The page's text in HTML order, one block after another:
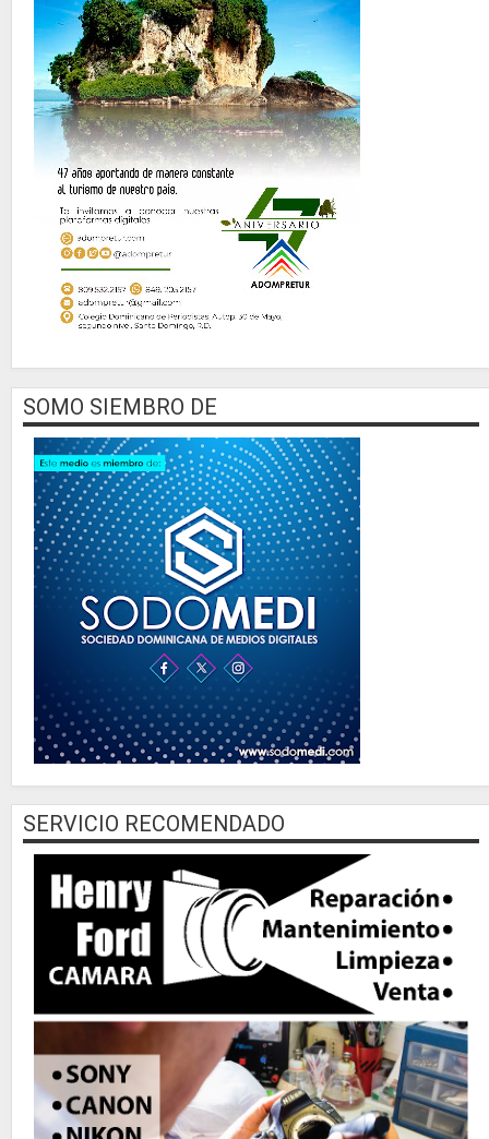
SOMO SIEMBRO DE
SERVICIO RECOMENDADO